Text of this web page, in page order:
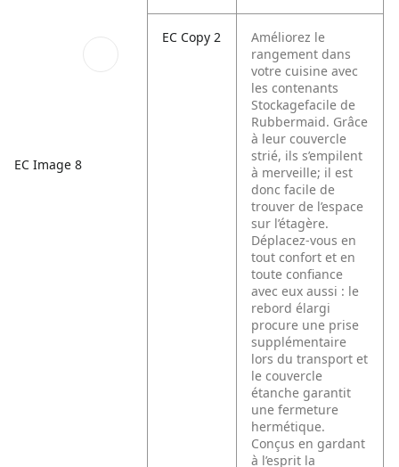
EC Image 8
EC Copy 2
Améliorez le
rangement dans
votre cuisine avec
les contenants
Stockagefacile de
Rubbermaid. Grâce
à leur couvercle
strié, ils s’empilent
à merveille; il est
donc facile de
trouver de l’espace
sur l’étagère.
Déplacez-vous en
tout confort et en
toute confiance
avec eux aussi : le
rebord élargi
procure une prise
supplémentaire
lors du transport et
le couvercle
étanche garantit
une fermeture
hermétique.
Conçus en gardant
à l’esprit la